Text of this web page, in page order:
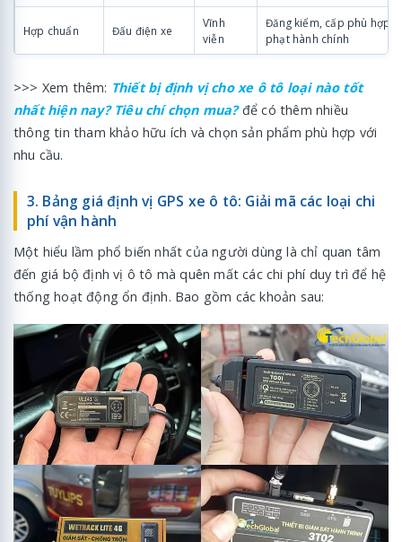
Hợp chuẩn Đấu điện xe
Vĩnh
viễn
Đăng kiểm, cấp phù hợp,
phạt hành chính
>>> Xem thêm: Thiết bị định vị cho xe ô tô loại nào tốt
nhất hiện nay? Tiêu chí chọn mua? để có thêm nhiều
thông tin tham khảo hữu ích và chọn sản phẩm phù hợp với
nhu cầu.
3. Bảng giá định vị GPS xe ô tô: Giải mã các loại chi
phí vận hành
Một hiểu lầm phổ biến nhất của người dùng là chỉ quan tâm
đến giá bộ định vị ô tô mà quên mất các chi phí duy trì để hệ
thống hoạt động ổn định. Bao gồm các khoản sau: